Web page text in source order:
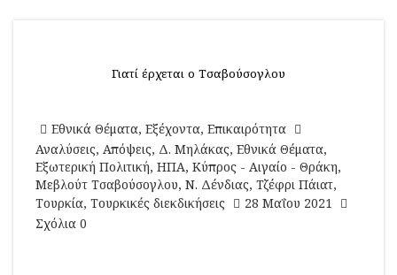
Γιατί έρχεται ο Τσαβούσογλου
Εθνικά Θέματα, Εξέχοντα, Επικαιρότητα
Αναλύσεις, Απόψεις, Δ. Μηλάκας, Εθνικά Θέματα,
Εξωτερική Πολιτική, ΗΠΑ, Κύπρος - Αιγαίο - Θράκη,
Μεβλούτ Τσαβούσογλου, Ν. Δένδιας, Τζέφρι Πάιατ,
Τουρκία, Τουρκικές διεκδικήσεις
28 Μαΐου 2021
Σχόλια 0